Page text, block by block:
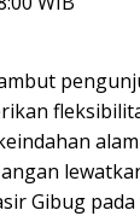
Gibug